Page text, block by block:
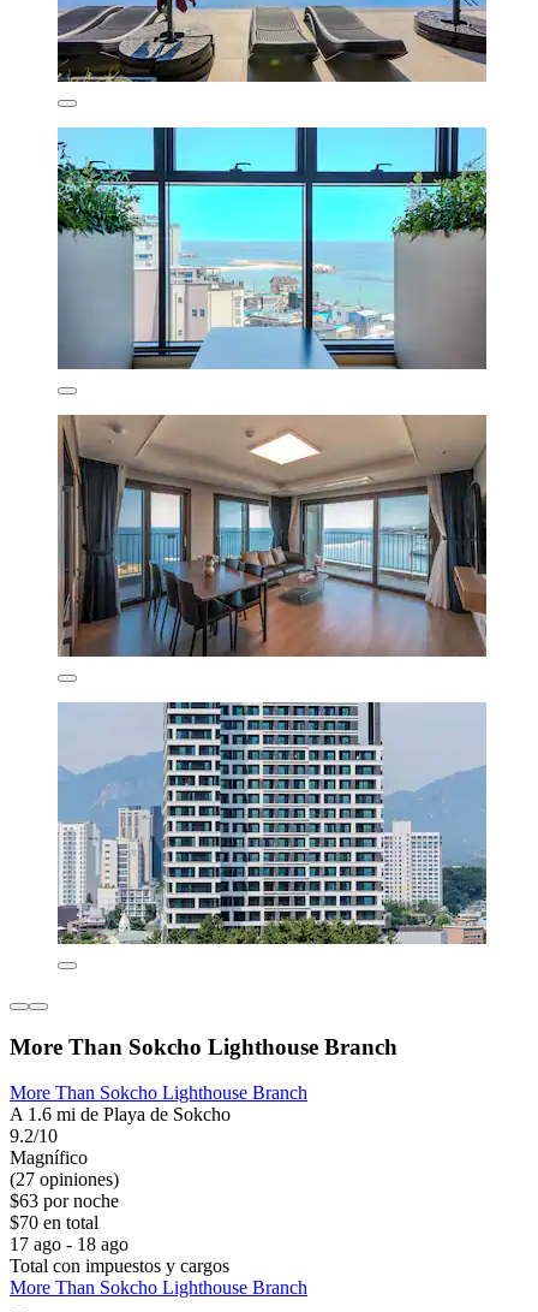
More Than Sokcho Lighthouse Branch
More Than Sokcho Lighthouse Branch
A 1.6 mi de Playa de Sokcho
9.2/10
Magnífico
(27 opiniones)
$63 por noche
$70 en total
17 ago - 18 ago
Total con impuestos y cargos
More Than Sokcho Lighthouse Branch